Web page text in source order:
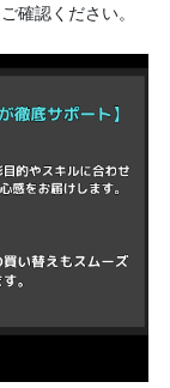
確認ください。